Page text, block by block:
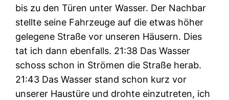
bis zu den Türen unter Wasser. Der Nachbar
stellte seine Fahrzeuge auf die etwas höher
gelegene Straße vor unseren Häusern. Dies
tat ich dann ebenfalls. 21:38 Das Wasser
schoss schon in Strömen die Straße herab.
21:43 Das Wasser stand schon kurz vor
unserer Haustüre und drohte einzutreten, ich